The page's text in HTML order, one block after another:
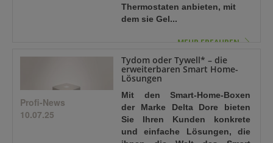
Thermostaten anbieten, mit
dem sie Gel...
MEHR ERFAHREN
Profi-News
10.07.25
Tydom oder Tywell* – die
erweiterbaren Smart Home-
Lösungen
Mit den Smart-Home-Boxen
der Marke Delta Dore bieten
Sie Ihren Kunden konkrete
und einfache Lösungen, die